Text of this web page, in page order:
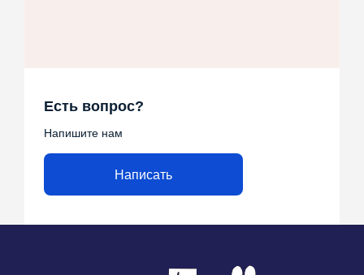
Есть вопрос?
Напишите нам
Написать